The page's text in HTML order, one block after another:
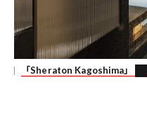
「Sheraton Kagoshima」